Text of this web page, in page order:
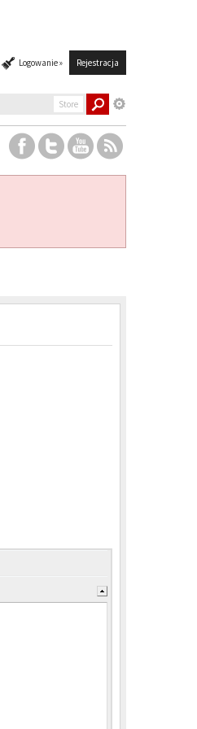
Logowanie » Rejestracja
Store